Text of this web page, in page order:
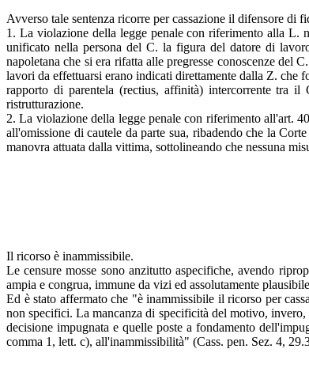
Avverso tale sentenza ricorre per cassazione il difensore di
1. La violazione della legge penale con riferimento alla L.
unificato nella persona del C. la figura del datore di
napoletana che si era rifatta alle pregresse conoscenze
lavori da effettuarsi erano indicati direttamente dalla Z. che
rapporto di parentela (rectius, affinità) intercorrente tra
ristrutturazione.
2. La violazione della legge penale con riferimento all'art.
all'omissione di cautele da parte sua, ribadendo che la
manovra attuata dalla vittima, sottolineando che nessuna
Il ricorso è inammissibile.
Le censure mosse sono anzitutto aspecifiche, avendo
ampia e congrua, immune da vizi ed assolutamente
Ed è stato affermato che "è inammissibile il ricorso per
non specifici. La mancanza di specificità del motivo, invero,
decisione impugnata e quelle poste a fondamento
comma 1, lett. c), all'inammissibilità" (Cass. pen. Sez. 4,